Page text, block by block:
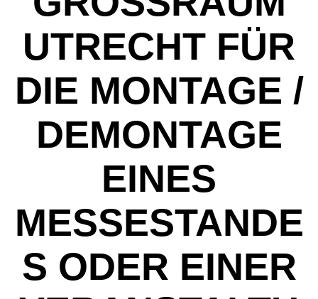
TRECHT FÜR D
IE MONTAGE / D
EMONTAGE E
INES M
ESSESTANDES
ODER EINER V